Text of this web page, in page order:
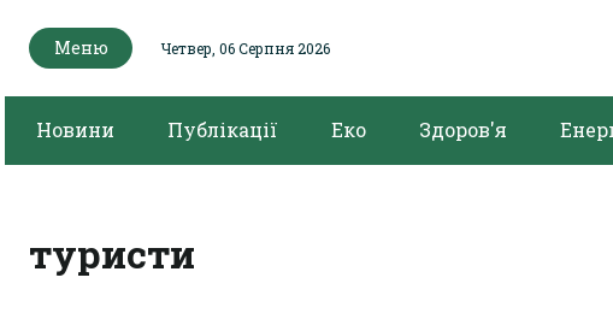
Меню Четвер, 06 Серпня 2026
Новини Публікації Еко Здоров'я
туристи